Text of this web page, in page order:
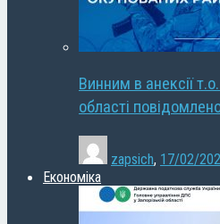
Винним в анексії
області
zapsich, 17/02/
Економіка